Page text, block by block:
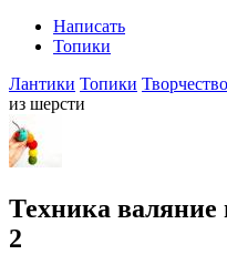
Написать
Топики
Лантики Топики
из шерсти
Техника валяние
2